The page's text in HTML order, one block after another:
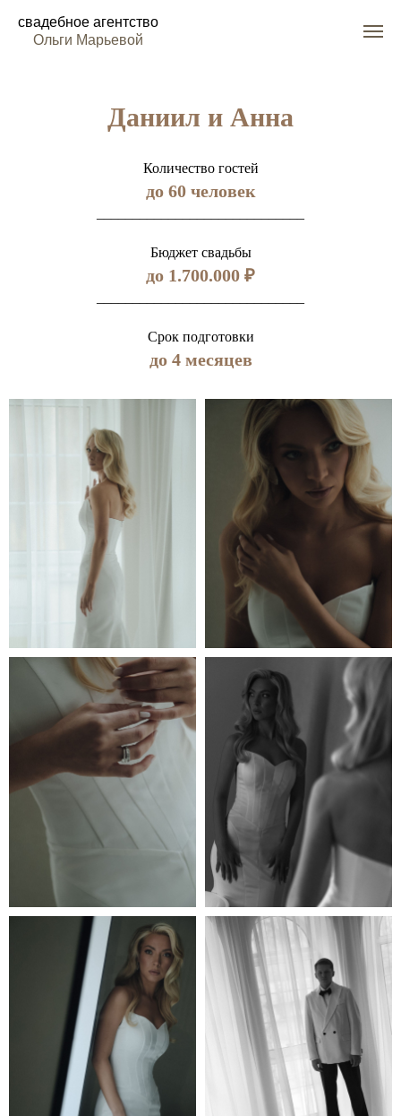
свадебное агентство
Ольги Марьевой
Даниил и Анна
Количество гостей
до 60 человек
Бюджет свадьбы
до 1.700.000 ₽
Срок подготовки
до 4 месяцев